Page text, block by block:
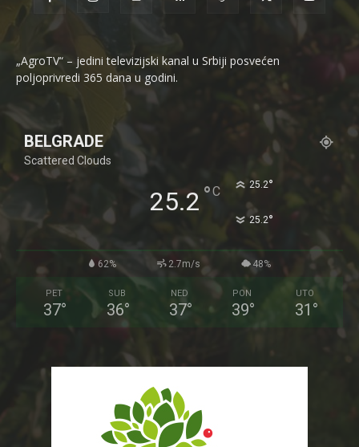
„AgroTV“ – jedini televizijski kanal u Srbiji posvećen
poljoprivredi 365 dana u godini.
BELGRADE
Scattered Clouds
25.2 °C 25.2°
25.2°
62% 2.7m/s 48%
PET
37°
SUB
36°
NED
37°
PON
39°
UTO
31 °